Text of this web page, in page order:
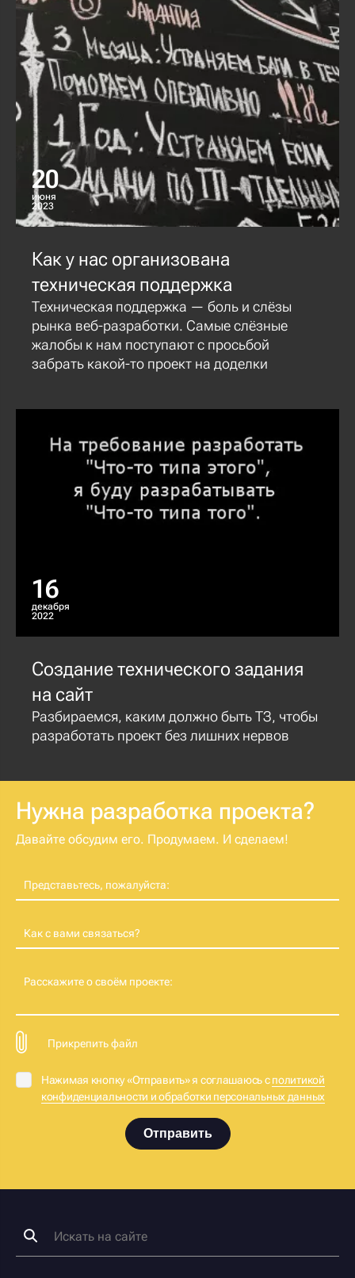
20
июня
2023
Как у нас организована
техническая поддержка
Техническая поддержка — боль и слёзы
рынка веб-разработки. Самые слёзные
жалобы к нам поступают с просьбой
забрать какой-то проект на доделки
16
декабря
2022
Создание технического задания
на сайт
Разбираемся, каким должно быть ТЗ, чтобы
разработать проект без лишних нервов
Нужна разработка проекта?
Давайте обсудим его. Продумаем. И сделаем!
Представьтесь, пожалуйста:
Как с вами связаться?
Расскажите о своём проекте:
Прикрепить файл
Нажимая кнопку «Отправить» я соглашаюсь сполитикой
конфиденциальности и обработки персональных данных
Отправить